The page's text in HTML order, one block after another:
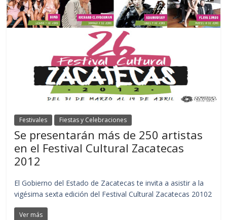
Festivales Fiestas y Celebraciones
Se presentarán más de 250 artistas
en el Festival Cultural Zacatecas
2012
El Gobierno del Estado de Zacatecas te invita a asistir a la
vigésima sexta edición del Festival Cultural Zacatecas 20102
Ver más